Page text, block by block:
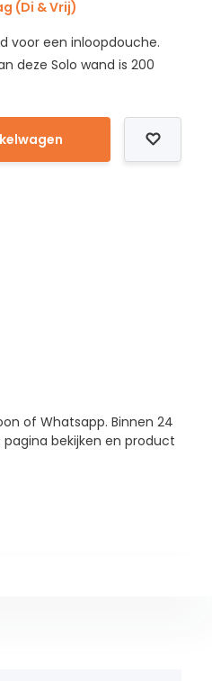
(Di & Vrij)
voor een inloopdouche.
deze Solo wand is 200
of Whatsapp. Binnen 24
bekijken en product